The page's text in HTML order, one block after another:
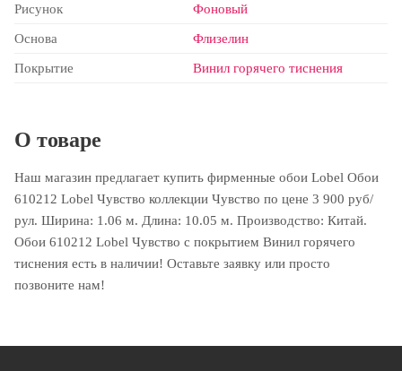
Рисунок Фоновый
Основа Флизелин
Покрытие Винил горячего тиснения
О товаре
Наш магазин предлагает купить фирменные обои Lobel Обои
610212 Lobel Чувство коллекции Чувство по цене 3 900 руб/
рул. Ширина: 1.06 м. Длина: 10.05 м. Производство: Китай.
Обои 610212 Lobel Чувство с покрытием Винил горячего
тиснения есть в наличии! Оставьте заявку или просто
позвоните нам!